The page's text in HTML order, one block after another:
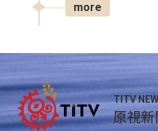
more
TITV
原視